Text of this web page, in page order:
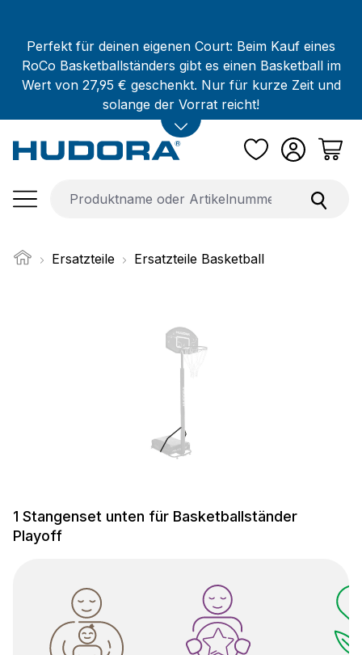
Perfekt für deinen eigenen Court: Beim Kauf eines
RoCo Basketballständers gibt es einen Basketball im
Wert von 27,95 € geschenkt. Nur für kurze Zeit und
solange der Vorrat reicht!
Ersatzteile Ersatzteile Basketball
1 Stangenset unten für Basketballständer
Playoff